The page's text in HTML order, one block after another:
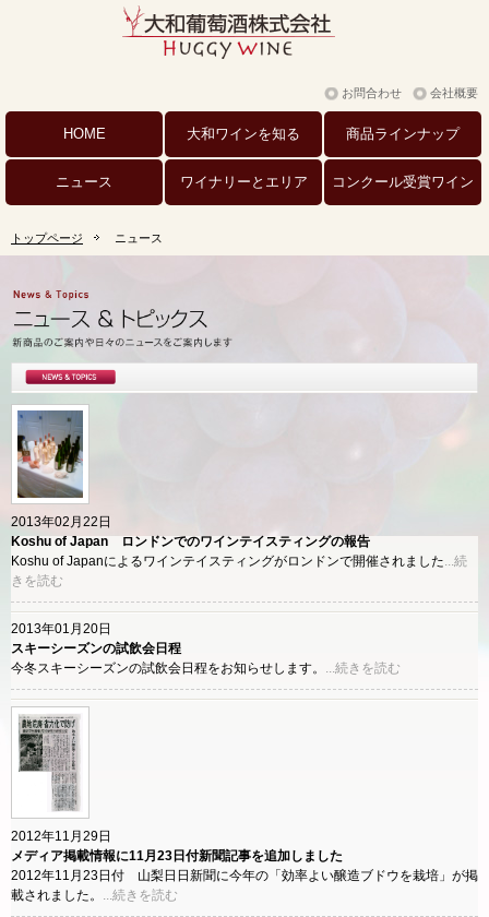
会社概要
お問合わせ
HOME 大和ワインを知る 商品ラインナップ
ニュース ワイナリーと エリア コンクール受賞ワイン
トップページ ニュース
2013年02月22日
Koshu of Japan ロンドンでのワインテイスティングの報告
Koshu of Japanによるワインテイスティングがロンドンで開催されました ...続
きを読む
2013年01月20日
スキーシーズンの試飲会日程
今冬スキーシーズンの試飲会日程をお知らせします。
...続きを読む
2012年11月29日
メディア掲載情報に11月23日付新聞記事を追加しました
2012年11月23日付 山梨日日新聞に今年の「効率よい醸造ブドウを栽培」が掲
載されました。
...続きを読む